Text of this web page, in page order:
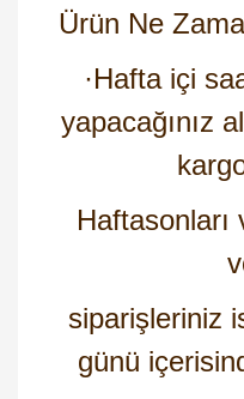
Ürün Ne
·Hafta içi
yapacağınız
siparişleriniz
günü